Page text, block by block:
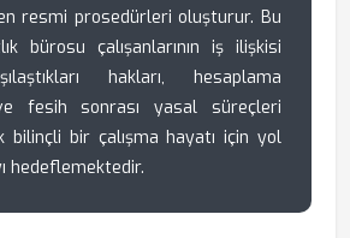
resmi prosedürleri oluşturur. Bu
bürosu çalışanlarının iş ilişkisi
hakları, hesaplama
fesih sonrası yasal süreçleri
bilinçli bir çalışma hayatı için yol
hedeflemektedir.